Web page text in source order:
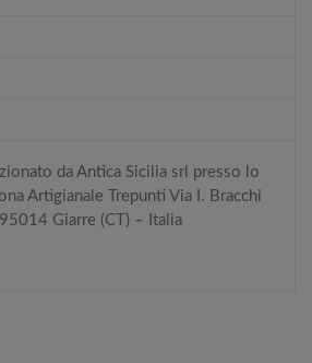
da Antica Sicilia srl presso lo
Artigianale Trepunti Via I. Bracchi
Giarre (CT) – Italia